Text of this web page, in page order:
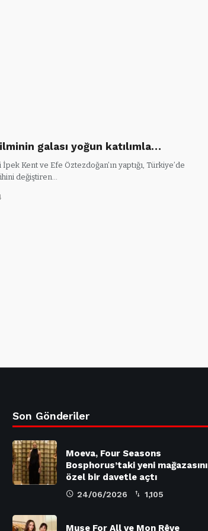
galası yoğun katılımla…
Kent ve Efe Öztezdoğan’ın yaptığı, Türkiye’de
değiştiren…
Son Gönderiler
Moeva, Four Seasons
Bosphorus’taki yeni mağazasını
özel bir davetle açtı
24/06/2026 1,105
Muse For All ve Mon Rêve